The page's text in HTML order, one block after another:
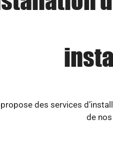
des services
de